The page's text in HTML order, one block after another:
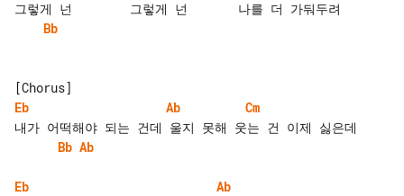
Bb
Eb
Ab
Cm
Bb Ab
Eb
Ab